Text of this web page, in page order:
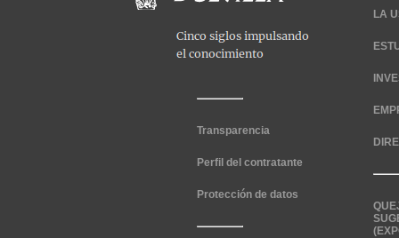
Transparencia
Perfil del contratante
Protección de datos
LA